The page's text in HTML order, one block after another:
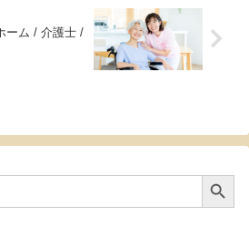
護士 /
Search Button